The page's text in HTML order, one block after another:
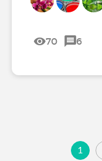
70 6
1